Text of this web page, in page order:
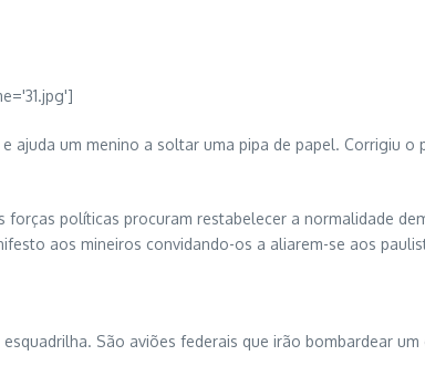
um menino a soltar uma pipa de papel. Corrigiu o
políticas procuram restabelecer a normalidade
aos mineiros convidando-os a aliarem-se aos
São aviões federais que irão bombardear